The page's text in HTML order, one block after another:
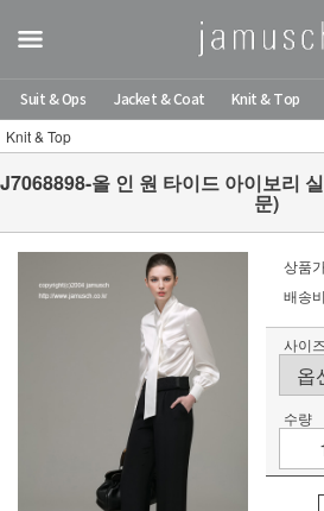
Suit & Ops Jacket & Coat Knit & Top
Knit & Top
J7068898-올 인 원 타이드 아이보리
문)
상품
배송비
사이즈
수량